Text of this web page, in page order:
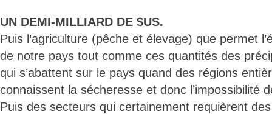
UN DEMI-MILLIARD DE $US.
Puis l’agriculture (pêche et élevage) que permet
de notre pays tout comme ces quantités des
qui s’abattent sur le pays quand des régions
connaissent la sécheresse et donc l’impossibilité
Puis des secteurs qui certainement requièrent